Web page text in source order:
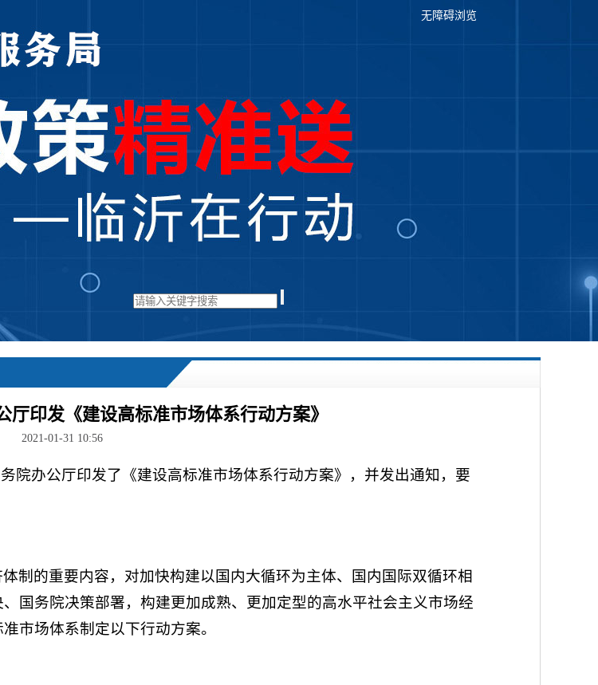
无障碍浏览
厅印发《建设高标准市场体系行动方案》
2021-01-31 10:56
院办公厅印发了《建设高标准市场体系行动方案》，并发出通知，要
制的重要内容，对加快构建以国内大循环为主体、国内国际双循环相
国务院决策部署，构建更加成熟、更加定型的高水平社会主义市场经
市场体系制定以下行动方案。